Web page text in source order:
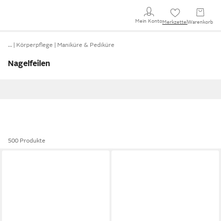
Mein KontoMerkzettel Warenkorb
… Körperpflege Maniküre & Pediküre
Nagelfeilen
500 Produkte